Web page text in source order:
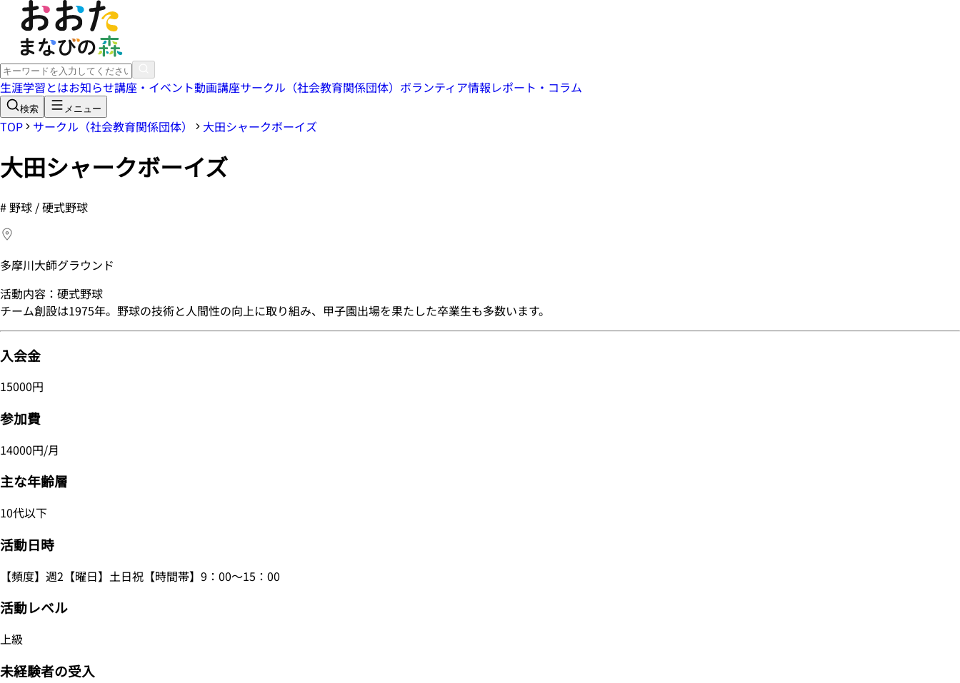
生涯学習とはお知らせ講座・イベント動画講座サークル（社会教育関係団体） ボランティア情報レポート・コラム
検索 メニュー
TOP サークル（社会教育関係団体） 大田シャークボーイズ
大田シャークボーイズ
#野球 / 硬式野球
多摩川大師グラウンド
活動内容：硬式野球
チーム創設は1975年。野球の技術と人間性の向上に取り組み、甲子園出場を果たした卒業生も多数います。
入会金
15000円
参加費
14000円/月
主な年齢層
10代以下
活動日時
【頻度】週2【曜日】土日祝【時間帯】9：00～15：00
活動レベル
上級
未経験者の受入